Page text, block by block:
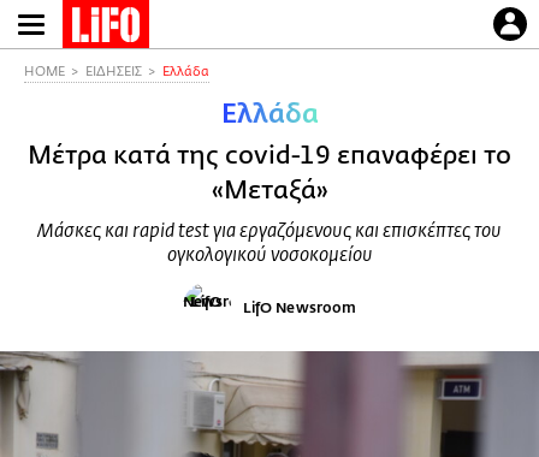
Παράκαμψη
προς
HOME ΕΙΔΗΣΕΙΣ Ελλάδα
Ελλάδα
Μέτρα κατά της covid-19 επαναφέρει το
«Μεταξά»
Μάσκες και rapid test για εργαζόμενους και επισκέπτες του
ογκολογικού νοσοκομείου
LifO Newsroom